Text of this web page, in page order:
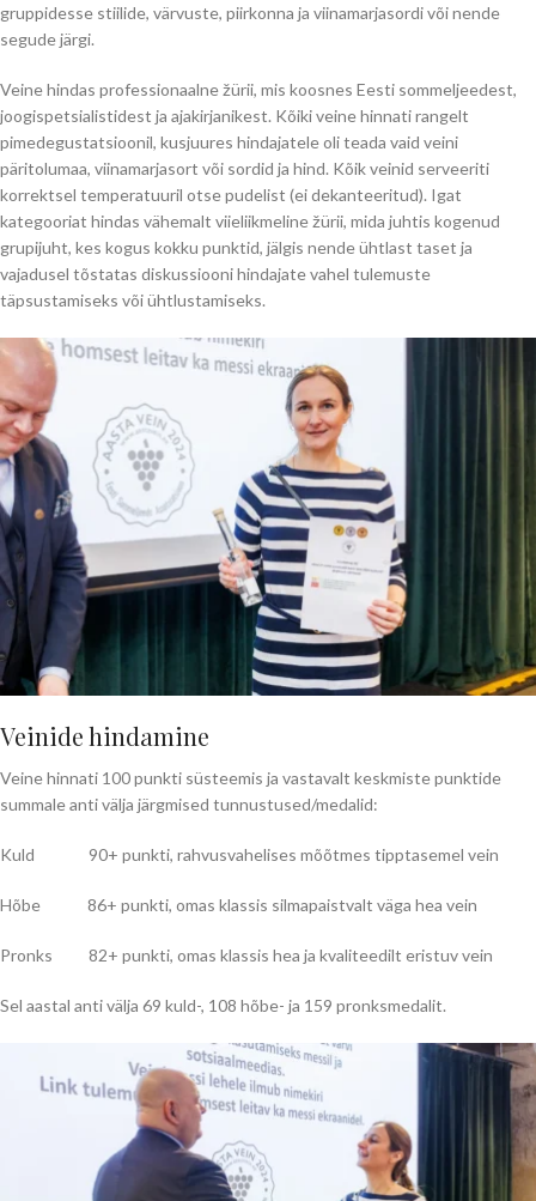
gruppidesse stiilide, värvuste, piirkonna ja viinamarjasordi või nende
segude järgi.
Veine hindas professionaalne žürii, mis koosnes Eesti sommeljeedest,
joogispetsialistidest ja ajakirjanikest. Kõiki veine hinnati rangelt
pimedegustatsioonil, kusjuures hindajatele oli teada vaid veini
päritolumaa, viinamarjasort või sordid ja hind. Kõik veinid serveeriti
korrektsel temperatuuril otse pudelist (ei dekanteeritud). Igat
kategooriat hindas vähemalt viieliikmeline žürii, mida juhtis kogenud
grupijuht, kes kogus kokku punktid, jälgis nende ühtlast taset ja
vajadusel tõstatas diskussiooni hindajate vahel tulemuste
täpsustamiseks või ühtlustamiseks.
Veinide hindamine
Veine hinnati 100 punkti süsteemis ja vastavalt keskmiste punktide
summale anti välja järgmised tunnustused/medalid:
Kuld 90+ punkti, rahvusvahelises mõõtmes tipptasemel vein
Hõbe 86+ punkti, omas klassis silmapaistvalt väga hea vein
Pronks 82+ punkti, omas klassis hea ja kvaliteedilt eristuv vein
Sel aastal anti välja 69 kuld-, 108 hõbe- ja 159 pronksmedalit.